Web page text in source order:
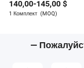
барбера на продажу
дешево, современное
парикмахерское
140,00-145,00 $
1 Комплект (MOQ)
—